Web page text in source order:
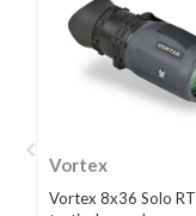
Vortex
Vortex 8x36 Solo RT